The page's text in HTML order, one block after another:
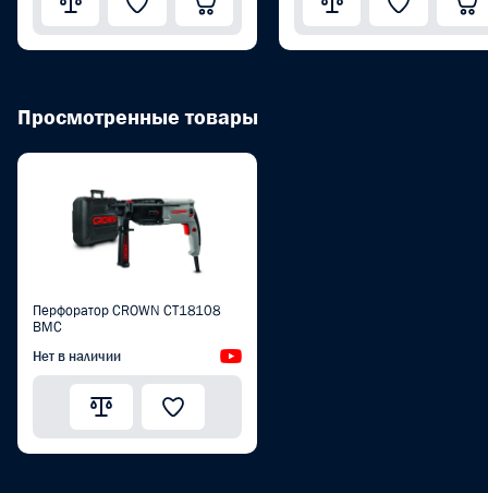
Просмотренные товары
Перфоратор CROWN CT18108
BMC
Нет в наличии